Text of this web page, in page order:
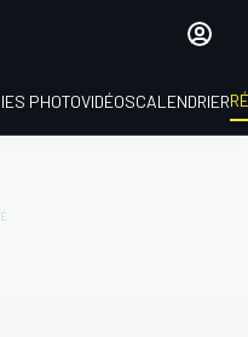
PHOTOVIDÉOSCALENDRIER